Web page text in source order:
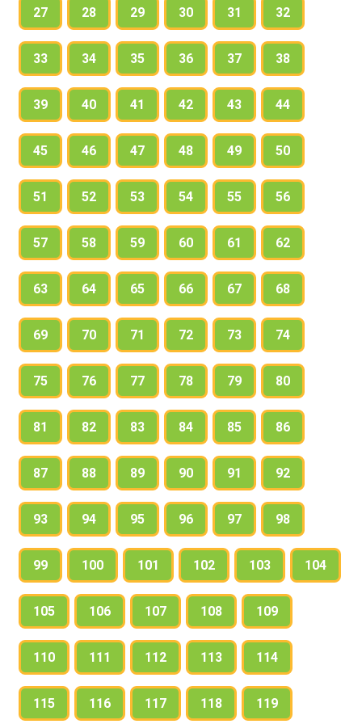
очень малы — всего лишь двадцать человек. 8. За
победу в Невской битв.. 1240 года народ прозвал
князя Александра Невским.
27 28 29 30 31 32
33 34 35 36 37 38
39 40 41 42 43 44
45 46 47 48 49 50
51 52 53 54 55 56
57 58 59 60 61 62
63 64 65 66 67 68
69 70 71 72 73 74
75 76 77 78 79 80
81 82 83 84 85 86
87 88 89 90 91 92
93 94 95 96 97 98
99 100 101 102 103 104
105 106 107 108 109
110 111 112 113 114
115 116 117 118 119